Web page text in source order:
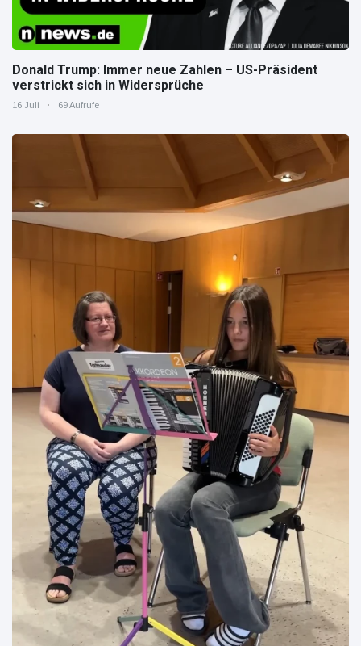
Donald Trump: Immer neue Zahlen – US-Präsident
verstrickt sich in Widersprüche
16 Juli 69 Aufrufe